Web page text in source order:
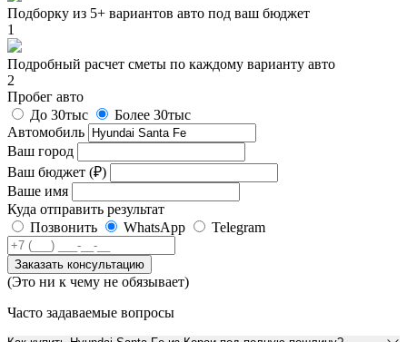
Подборку из 5+ вариантов авто под ваш бюджет
1
Подробный расчет сметы по каждому варианту авто
2
Пробег авто
До 30тыс
Более 30тыс
Автомобиль
Ваш город
Ваш бюджет (₽)
Ваше имя
Куда отправить результат
Позвонить
WhatsApp Telegram
Заказать консультацию
(Это ни к чему не обязывает)
Часто задаваемые вопросы